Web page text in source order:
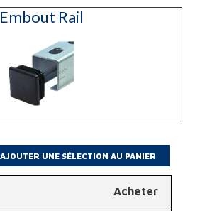
Embout Rail
Acheter